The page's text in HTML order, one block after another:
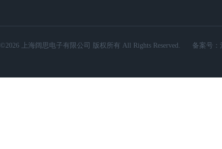
©2026 上海阔思电子有限公司 版权所有 All Rights Reserved. 备案号：